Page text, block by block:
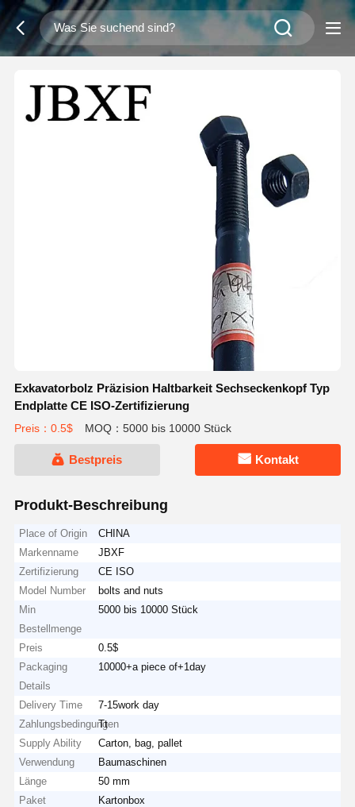
Exkavatorbolz Präzision Haltbarkeit Sechseckenkopf Typ
Endplatte CE ISO-Zertifizierung
Preis：0.5$ MOQ：5000 bis 10000 Stück
Bestpreis Kontakt
Produkt-Beschreibung
Place of Origin
CHINA
Markenname
JBXF
Zertifizierung
CE ISO
Model Number
bolts and nuts
Min
Bestellmenge
5000 bis 10000 Stück
Preis
0.5$
Packaging
Details
10000+a piece of+1day
Delivery Time
7-15work day
Zahlungsbedingungen
Tt
Supply Ability
Carton, bag, pallet
Verwendung
Baumaschinen
Länge
50 mm
Paket
Kartonbox